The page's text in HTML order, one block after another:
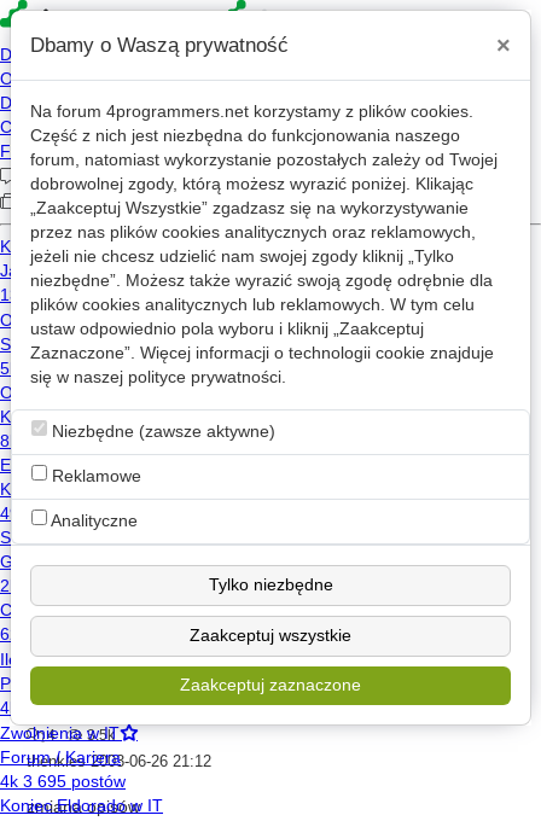
4p » Forum
Coyote
« 1 2 ... 8 ... 222 »
Github
Liczba przekierowań: 4437
Test
Nowy wątek
Tematy popularne
thenkles 2003-06-26 09:45
grafika!
_Pablo_ 2003-06-26 18:33
Łamanie wiersza przy [code]
4 3.5k
thenkles 2003-06-26 21:12
zmiana opisów
Dbamy o Waszą prywatność ×
Na forum 4programmers.net korzystamy z plików cookies.
Część z nich jest niezbędna do funkcjonowania naszego
forum, natomiast wykorzystanie pozostałych zależy od Twojej
dobrowolnej zgody, którą możesz wyrazić poniżej. Klikając
„Zaakceptuj Wszystkie” zgadzasz się na wykorzystywanie
przez nas plików cookies analitycznych oraz reklamowych,
jeżeli nie chcesz udzielić nam swojej zgody kliknij „Tylko
niezbędne”. Możesz także wyrazić swoją zgodę odrębnie dla
plików cookies analitycznych lub reklamowych. W tym celu
ustaw odpowiednio pola wyboru i kliknij „Zaakceptuj
Zaznaczone”. Więcej informacji o technologii cookie znajduje
się w naszej polityce prywatności.
Niezbędne (zawsze aktywne)
Reklamowe
Analityczne
Tylko niezbędne
Zaakceptuj wszystkie
Zaakceptuj zaznaczone